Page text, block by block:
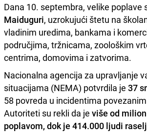
Dana 10. septembra, velike poplave
Maiduguri, uzrokujući štetu na
vladinim uredima, bankama i
područjima, tržnicama, zoološkim
centrima, domovima i zatvorima.
Nacionalna agencija za upravljanje
situacijama (NEMA) potvrdila je 37
58 povreda u incidentima
Autoriteti su rekli da je više od
poplavom, dok je 414.000 ljudi